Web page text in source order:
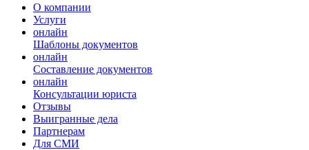
О компании
Услуги
онлайн
Шаблоны документов
онлайн
Составление документов
онлайн
Консультации юриста
Отзывы
Выигранные дела
Партнерам
Для СМИ